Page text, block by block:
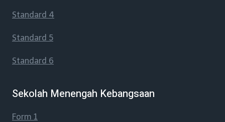
Standard 4
Standard 5
Standard 6
Sekolah Menengah Kebangsaan
Form 1